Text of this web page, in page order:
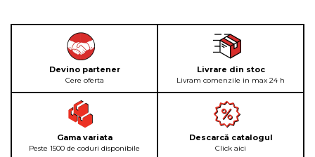
Devino partener
Cere oferta
Livrare din stoc
Livram comenzile in max 24 h
Gama variata
Peste 1500 de coduri disponibile
Descarcă catalogul
Click aici